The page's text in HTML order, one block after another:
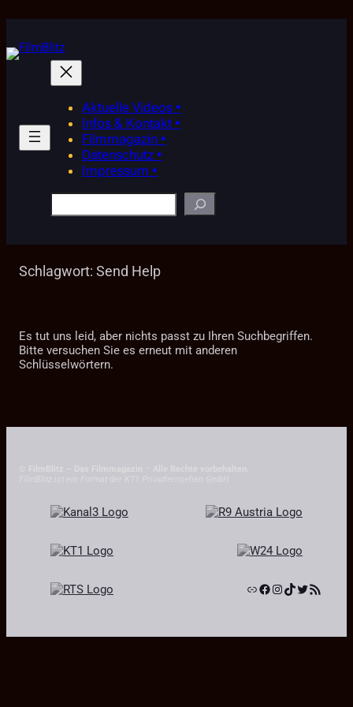
springen
Aktuelle Videos •
Infos & Kontakt •
Filmmagazin •
Datenschutz •
Impressum •
Suchen
Schlagwort: Send Help
Es tut uns leid, aber nichts passt zu Ihren Suchbegriffen.
Bitte versuchen Sie es erneut mit anderen
Schlüsselwörtern.
LinkFacebook
Instagram
TikTok
Twitter
RSS-Feed